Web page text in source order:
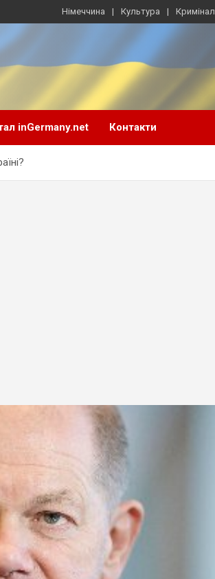
Німеччина Культура Кримінал
inGermany.net Контакти